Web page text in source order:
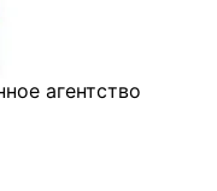
агентство